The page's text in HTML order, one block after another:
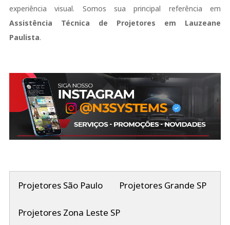
experiência visual. Somos sua principal referência em
Assistência Técnica de Projetores em Lauzeane
Paulista.
Projetores São Paulo Projetores Grande SP
Projetores Zona Leste SP